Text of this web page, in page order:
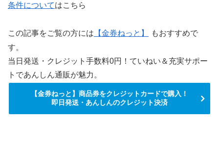
条件についてはこちら
この記事をご覧の方には 【金券ねっと】
もおすすめで
す。
当日発送・クレジット手数料0円！ていねい＆充実サポー
トであんしん通販が魅力。
【金券ねっと】商品券をクレジットカードで購入！
即日発送・あんしんのクレジット決済